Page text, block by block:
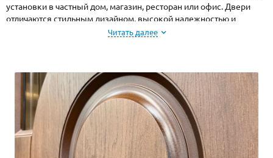
установки в частный дом, магазин, ресторан или офис. Двери
отличаются стильным дизайном, высокой надежностью и
рассчитаны на длительную эксплуатацию. На все двери,
Отбойник – это металлическая накладка, закрепленная на
полотне и предназначенная для защиты покрытия от ударов и
других механических повреждений. При производстве дверей
мы используем 3 популярных вида отбойников:
латунный;
нержавеющая сталь;
из листового или из рифленого алюминия.
Читать далее